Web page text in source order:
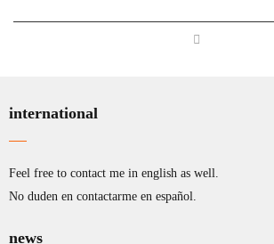
international
Feel free to contact me in english as well.
No duden en contactarme en español.
news